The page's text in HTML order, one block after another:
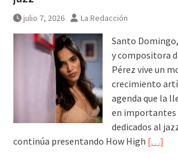
jueves 6
julio 7, 2026 La Redacción
Santo
y compositora
Pérez vive un
crecimiento
agenda que la
en importantes
dedicados al
continúa presentando How High […]